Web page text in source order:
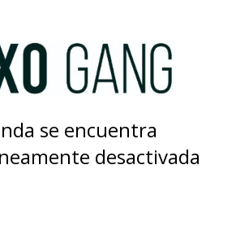
se encuentra
desactivada